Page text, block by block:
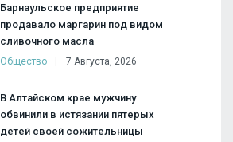
Барнаульское предприятие
продавало маргарин под видом
сливочного масла
Общество 7 Августа, 2026
В Алтайском крае мужчину
обвинили в истязании пятерых
детей своей сожительницы